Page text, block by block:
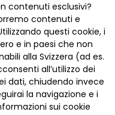
contenuti esclusivi?
contenuti e
questi cookie, i
e in paesi che non
alla Svizzera (ad es.
all’utilizzo dei
dati, chiudendo invece
la navigazione e i
sui cookie